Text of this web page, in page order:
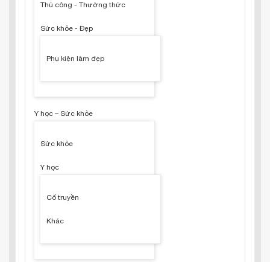
Thủ công - Thường thức
Sức khỏe - Đẹp
Phụ kiện làm đẹp
Y học – Sức khỏe
Sức khỏe
Y học
Cổ truyền
Khác